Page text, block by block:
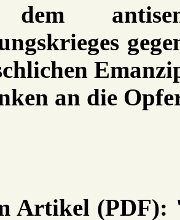
an die
Artikel (PDF):